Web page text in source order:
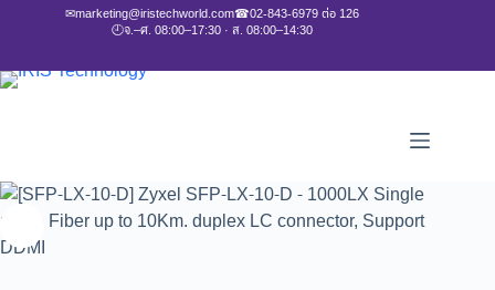
✉marketing@iristechworld.com☎02-843-6979 ต่อ 126
🕘จ.–ศ. 08:00–17:30 · ส. 08:00–14:30